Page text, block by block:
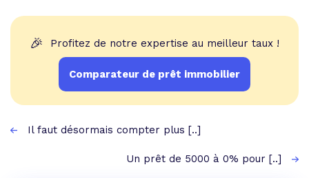
🎉 Profitez de notre expertise au meilleur taux !
Comparateur de prêt immobilier
Il faut désormais compter plus [..]
Un prêt de 5000 à 0% pour [..]